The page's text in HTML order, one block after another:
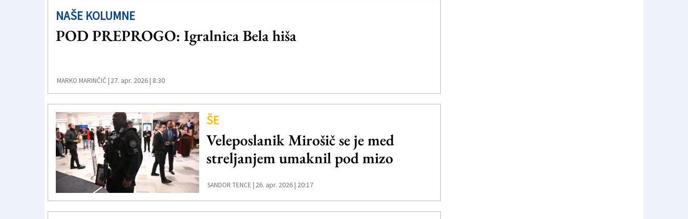
NAŠE KOLUMNE
POD PREPROGO: Igralnica Bela hiša
MARKO MARINČIČ | 27. apr. 2026 | 8:30
ŠE
Veleposlanik Mirošič se je med
streljanjem umaknil pod mizo
SANDOR TENCE | 26. apr. 2026 | 20:17